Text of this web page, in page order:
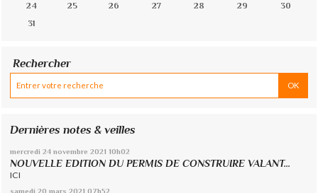
24
25 26 27 28 29
30
31
Rechercher
Dernières notes & veilles
mercredi 24 novembre 2021 10h02
NOUVELLE EDITION DU PERMIS DE CONSTRUIRE VALANT...
ICI
samedi 20 mars 2021 07h52